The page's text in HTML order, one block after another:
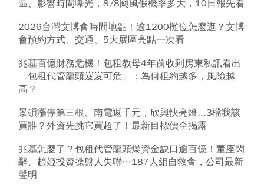
區、影響時間曝光，8/8颱風假機率多大，10日報先看
2026台灣文博會時間地點！逾1200攤位怎麼逛？文博
會預約方式、交通、5大展區亮點一次看
兆基百億財務危機！包租教母4年前收到房東私訊看出
「包租代管龍頭岌岌可危」：為何租約越多，風險越
高？
景碩漲停第三根、南電返千元，欣興快亮燈...3檔我該
買誰？外資先挑它買超了！最新目標價全揭露
兆基怎麼了？包租代管龍頭爆資金缺口逾百億！董座閃
辭、趙姬投資操盤人失聯…187人組自救會，公司最新
聲明